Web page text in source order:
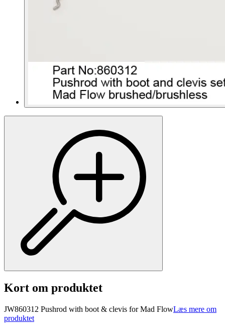
Kort om produktet
JW860312 Pushrod with boot & clevis for Mad FlowLæs mere om
produktet